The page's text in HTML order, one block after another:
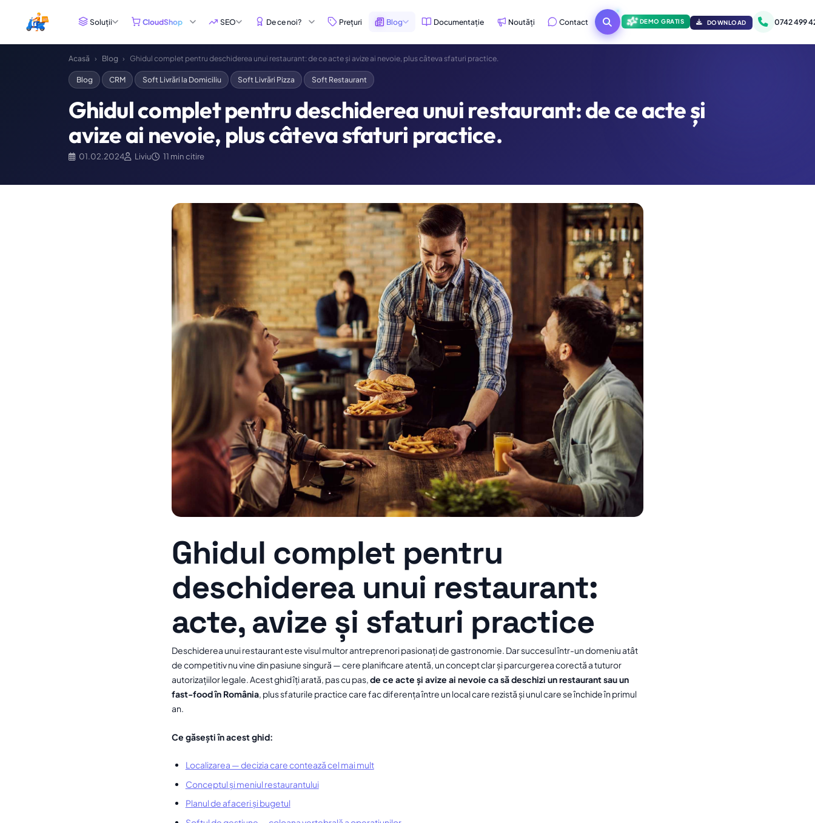
Soluții CloudShop SEO De ce noi? Prețuri Blog Documentație Noutăți Contact DEMO GRATIS DOWNLOAD 0742 499
Acasă › Blog › Ghidul complet pentru deschiderea unui restaurant: de ce acte și avize ai nevoie, plus câteva sfaturi practice.
Blog CRM Soft Livrări la Domiciliu Soft Livrări Pizza Soft Restaurant
Ghidul complet pentru deschiderea unui restaurant: de ce acte și
avize ai nevoie, plus câteva sfaturi practice.
01.02.2024 Liviu 11 min citire
Ghidul complet pentru
deschiderea unui restaurant:
acte, avize și sfaturi practice
Deschiderea unui restaurant este visul multor antreprenori pasionați de gastronomie. Dar succesul într-un domeniu atât
de competitiv nu vine din pasiune singură — cere planificare atentă, un concept clar și parcurgerea corectă a tuturor
autorizațiilor legale. Acest ghid îți arată, pas cu pas,de ce acte și avize ai nevoie ca să deschizi un restaurant sau un
fast-food în România, plus sfaturile practice care fac diferența între un local care rezistă și unul care se închide în primul
an.
Ce găsești în acest ghid:
Localizarea — decizia care contează cel mai mult
Conceptul și meniul restaurantului
Planul de afaceri și bugetul